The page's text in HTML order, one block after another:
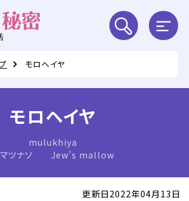
モロヘイヤ
モロヘイヤ
mulukhiya
マツナソ Jew’s mallow
更新日2022年04月13日